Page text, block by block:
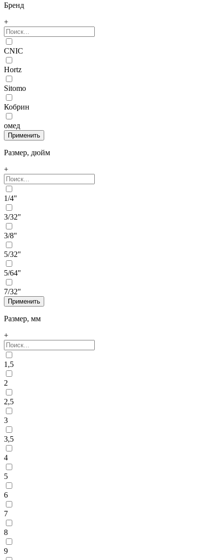
Бренд
+
CNIC
Hortz
Sitomo
Кобрин
омед
Размер, дюйм
+
1/4"
3/32"
3/8"
5/32"
5/64"
7/32"
Размер, мм
+
1,5
2
2,5
3
3,5
4
5
6
7
8
9